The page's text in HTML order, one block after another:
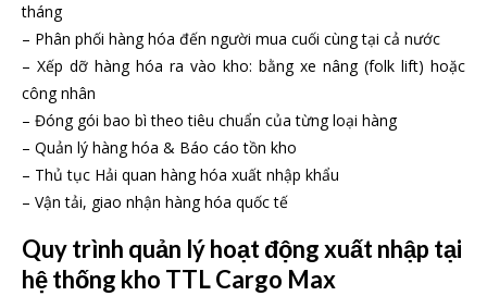
tháng
– Phân phối hàng hóa đến người mua cuối cùng tại cả nước
– Xếp dỡ hàng hóa ra vào kho: bằng xe nâng (folk lift) hoặc
công nhân
– Đóng gói bao bì theo tiêu chuẩn của từng loại hàng
– Quản lý hàng hóa & Báo cáo tồn kho
– Thủ tục Hải quan hàng hóa xuất nhập khẩu
– Vận tải, giao nhận hàng hóa quốc tế
Quy trình quản lý hoạt động xuất nhập tại
hệ thống kho TTL Cargo Max